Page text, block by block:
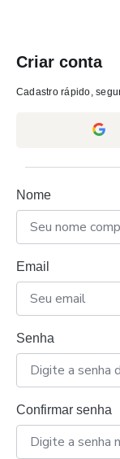
Criar conta
Cadastro rápido,
Nome
Email
Senha
Confirmar senha